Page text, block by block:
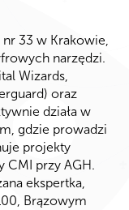
33 w Krakowie,
narzędzi.
Wizards,
oraz
działa w
gdzie prowadzi
projekty
CMI przy AGH.
ekspertka,
Brązowym